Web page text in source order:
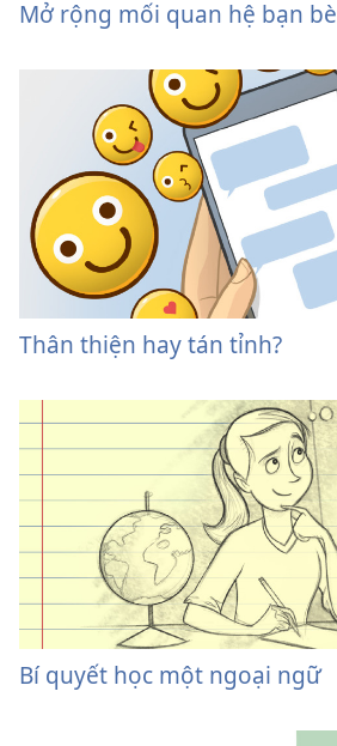
Mở rộng mối quan hệ bạn bè
Thân thiện hay tán tỉnh?
Bí quyết học một ngoại ngữ